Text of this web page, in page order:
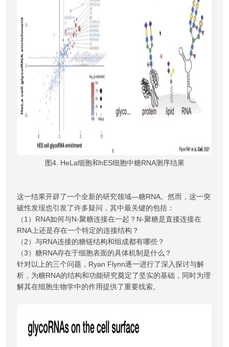
图4. HeLa细胞和hES细胞中糖RNA测序结果
这一结果开辟了一个全新的研究领域—糖RNA。然而，这一突
破性发现也引发了许多疑问，其中最关键的包括：
（1）RNA如何与N-聚糖连接在一起？N-聚糖是直接连接在
RNA上还是存在一个特定的连接结构？
（2）与RNA连接的糖链结构和组成都有哪些？
（3）糖RNA存在于细胞表面的具体机制是什么？
针对以上的三个问题，Ryan Flynn逐一进行了深入探讨与解
析，为糖RNA的结构和功能研究奠定了坚实的基础，同时为理
解其在细胞生物学中的作用提供了重要线索。